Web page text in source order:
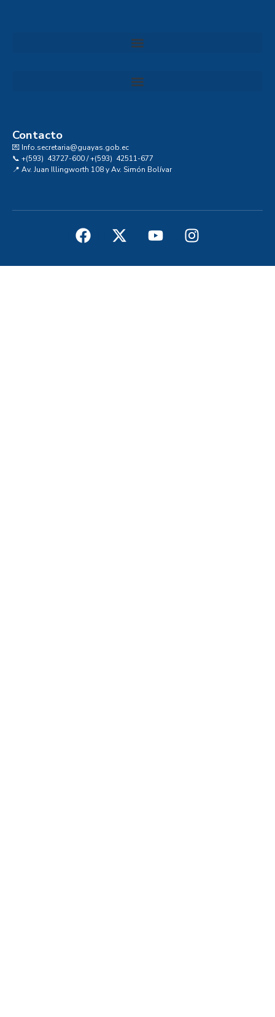
Contacto
💌 Info.secretaria@guayas.gob.ec
📞 +(593) 43727-600 / +(593) 42511-677
📍 Av. Juan Illingworth 108 y Av. Simón Bolívar